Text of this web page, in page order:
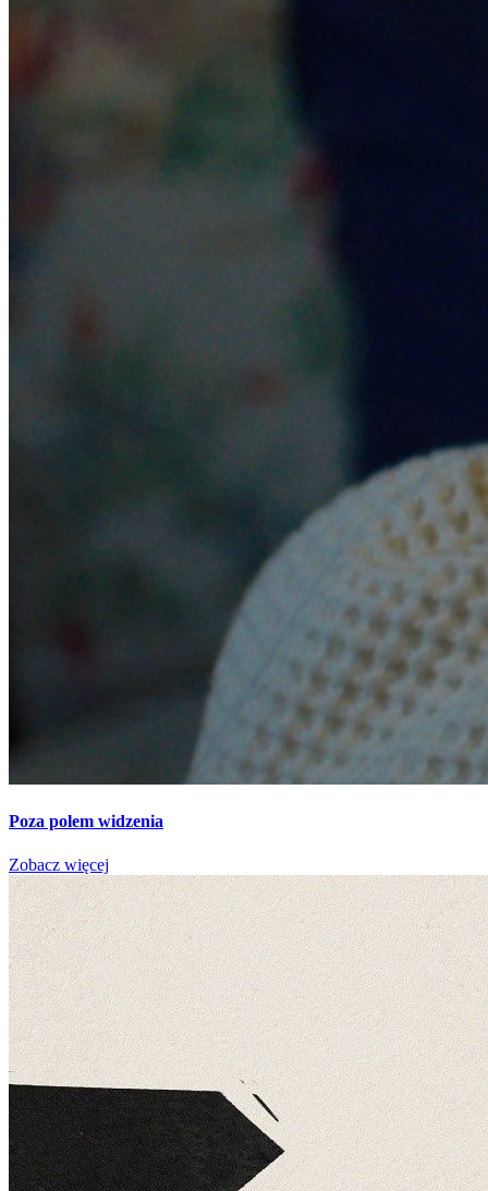
Poza polem widzenia
Zobacz więcej